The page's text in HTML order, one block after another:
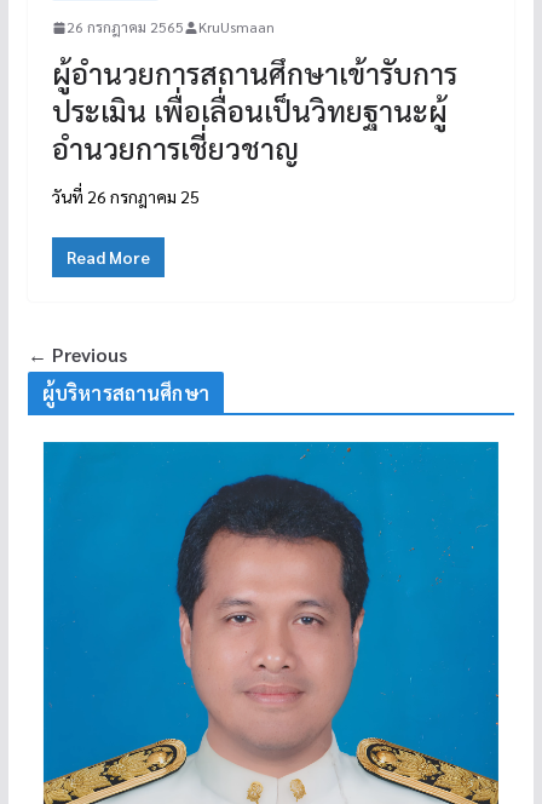
26 กรกฎาคม 2565 KruUsmaan
ผู้อำนวยการสถานศึกษาเข้ารับการ
ประเมิน เพื่อเลื่อนเป็นวิทยฐานะผู้
อำนวยการเชี่ยวชาญ
วันที่ 26 กรกฎาคม 25
Read More
← Previous
ผู้บริหารสถานศึกษา